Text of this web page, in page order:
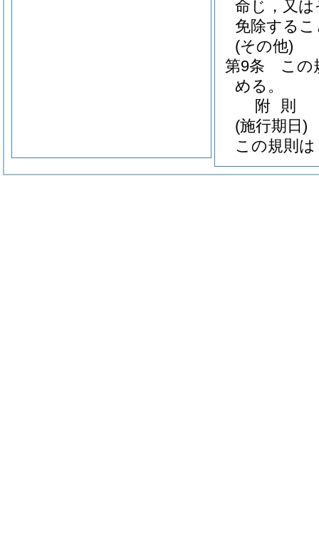
命じ，又
免除する
(その他)
第9条
この
める。
附 則
(施行期日)
この規則